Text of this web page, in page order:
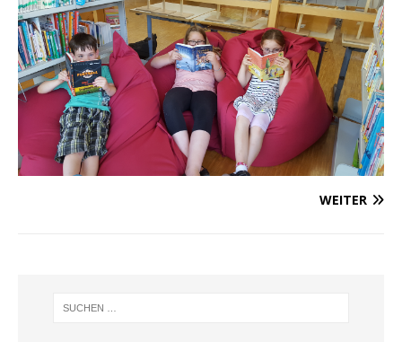
WEITER